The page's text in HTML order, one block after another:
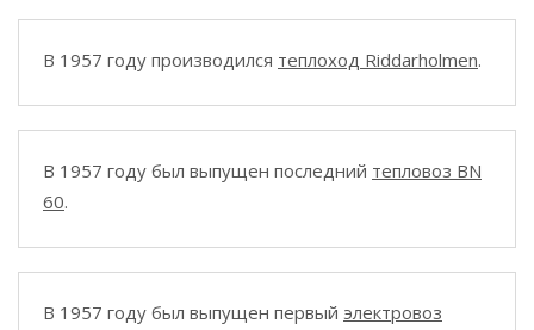
В 1957 году производился теплоход Riddarholmen.
В 1957 году был выпущен последний тепловоз BN
60.
В 1957 году был выпущен первый электровоз